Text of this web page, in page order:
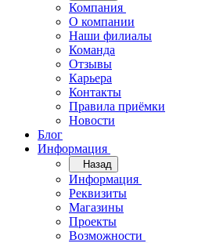
Компания
О компании
Наши филиалы
Команда
Отзывы
Карьера
Контакты
Правила приёмки
Новости
Блог
Информация
Назад
Информация
Реквизиты
Магазины
Проекты
Возможности